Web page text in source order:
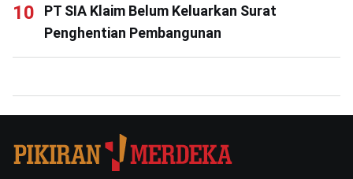
PT SIA Klaim Belum Keluarkan Surat
Penghentian Pembangunan